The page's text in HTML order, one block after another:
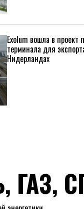
Exolum вошла в проект
терминала для
Нидерландах
ГАЗ,